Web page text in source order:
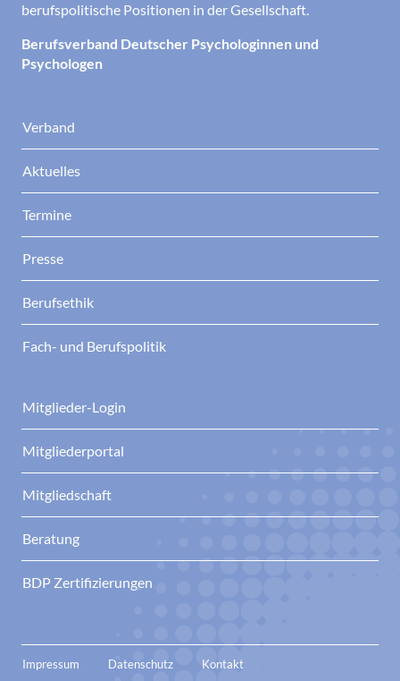
berufspolitische Positionen in der Gesellschaft.
Berufsverband Deutscher Psychologinnen und
Psychologen
Verband
Aktuelles
Termine
Presse
Berufsethik
Fach- und Berufspolitik
Mitglieder-Login
Mitgliederportal
Mitgliedschaft
Beratung
BDP Zertifizierungen
Impressum Datenschutz Kontakt